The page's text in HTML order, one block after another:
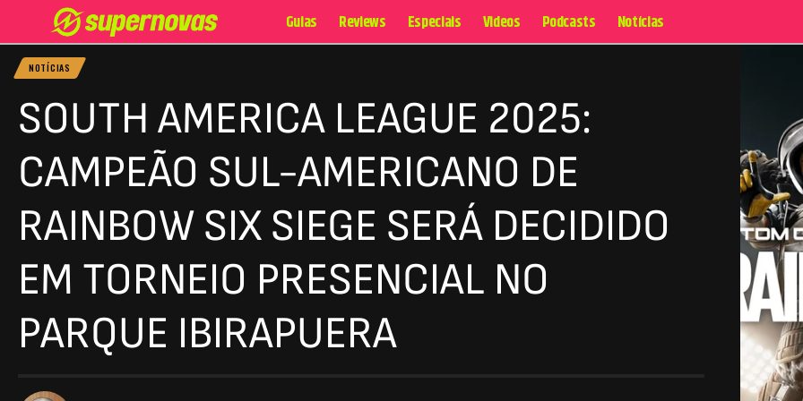
Guias Reviews Especiais Videos Podcasts Notícias
NOTÍCIAS
SOUTH AMERICA LEAGUE 2025:
CAMPEÃO SUL-AMERICANO DE
RAINBOW SIX SIEGE SERÁ DECIDIDO
EM TORNEIO PRESENCIAL NO
PARQUE IBIRAPUERA